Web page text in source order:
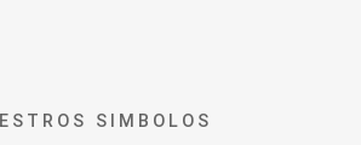
SIMBOLOS